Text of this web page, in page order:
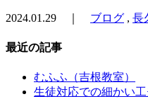
2024.01.29 ｜ ブログ , 長
最近の記事
むふふ（吉根教室）
生徒対応での細かい